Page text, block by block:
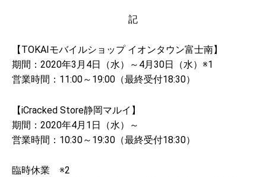
記
【TOKAIモバイルショップ イオンタウン富士南】
期間：2020年3月4日（水）～4月30日（水）※1
営業時間：11:00～19:00（最終受付18:30）
【iCracked Store静岡マルイ】
期間：2020年4月1日（水）～
営業時間：10:30～19:30（最終受付18:30）
臨時休業 ※2